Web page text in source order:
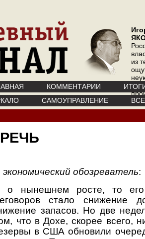
из
где
КОММЕНТАРИИ
САМОУПРАВЛЕНИЕ
экономический обозреватель:
о нынешнем росте, то
стало
запасов. Но две
что в Дохе, скорее всего,
в США обновили